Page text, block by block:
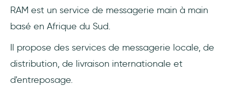
RAM est un service de messagerie main à main
basé en Afrique du Sud.
Il propose des services de messagerie locale, de
distribution, de livraison internationale et
d'entreposage.